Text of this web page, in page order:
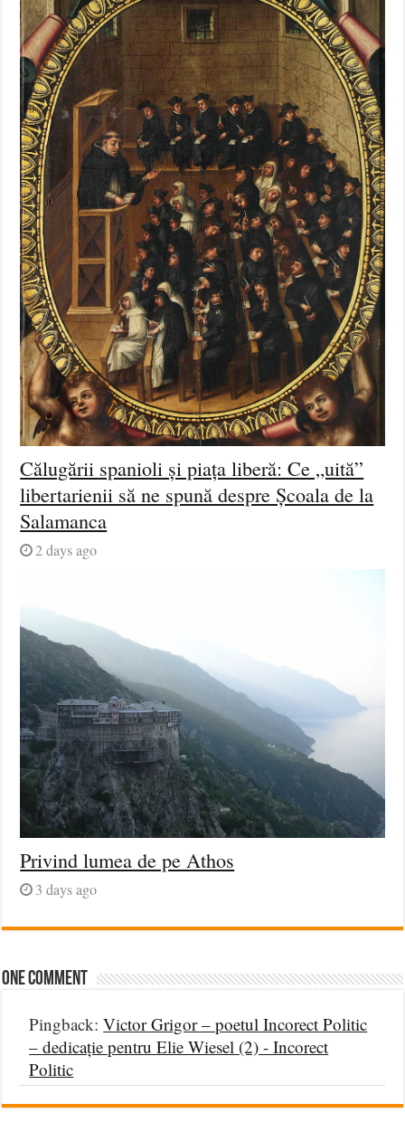
Călugării spanioli și piața liberă: Ce „uită”
libertarienii să ne spună despre Școala de la
Salamanca
2 days ago
Privind lumea de pe Athos
3 days ago
One comment
Pingback:Victor Grigor – poetul Incorect Politic
– dedicație pentru Elie Wiesel (2) - Incorect
Politic